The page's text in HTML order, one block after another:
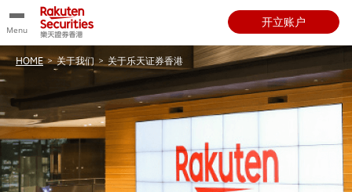
Menu
开立账户
HOME > 关于我们 > 关于乐天证券香港